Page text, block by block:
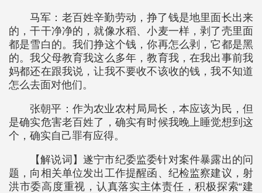
马军：老百姓辛勤劳动，挣了钱是地里面长出来
的，干干净净的，就像水稻、小麦一样，剥了壳里面
都是雪白的。我们挣这个钱，你再怎么剥，它都是黑
的。我父母教育我这么多年，教育我，在我出事前我
妈都还在跟我说，让我不要收不该收的钱，我不知道
怎么去面对他们。
张朝平：作为农业农村局局长，本应该为民，但
是确实危害老百姓了，确实有时候我晚上睡觉想到这
个，确实自己罪有应得。
【解说词】遂宁市纪委监委针对案件暴露出的问
题，向相关单位发出工作提醒函、纪检监察建议，射
洪市委高度重视，认真落实主体责任，积极探索“建